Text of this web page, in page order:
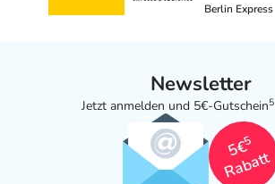
Berlin Express
Newsletter
Jetzt anmelden und 5€-Gutschein5
5€
5
Rabatt